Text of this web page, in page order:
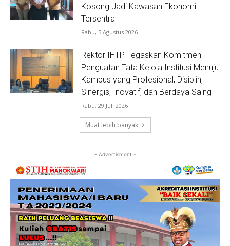
Kosong Jadi Kawasan Ekonomi
Tersentral
Rabu, 5 Agustus 2026
Rektor IHTP Tegaskan Komitmen
Penguatan Tata Kelola Institusi Menuju
Kampus yang Profesional, Disiplin,
Sinergis, Inovatif, dan Berdaya Saing
Rabu, 29 Juli 2026
Muat lebih banyak
- Advertisment -